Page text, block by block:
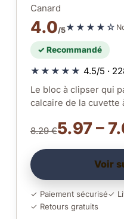
Canard
4.0/5★★★★☆
✓ Recommandé
★★★★★ 4.5/5 ·
Le bloc à clipser qui
calcaire de la cuvette
8.29 €5.97 –
Voir
✓ Paiement sécurisé✓
✓ Retours gratuits